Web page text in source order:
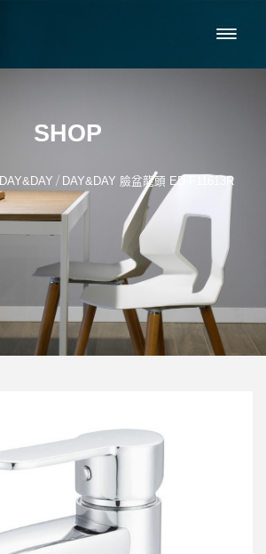
SHOP
DAY&DAY / DAY&DAY 臉盆龍頭 ED-F11613R